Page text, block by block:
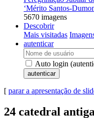
‘Mérito Santos-
5670 imagens
Descobrir
Mais visitadas
autenticar
Auto login
autenticar
[ parar a apresentação de
24 catedral